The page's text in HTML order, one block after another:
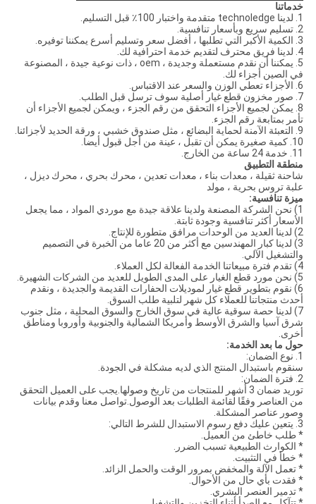
خدماتنا
1. لدينا technoledge متقدمة واختبار 100٪ قبل التسليم.
2. تسليم سريع وبأسعار تنافسية.
3. الكمية الأكبر التي تطلبها ، أفضل سعر وتسليم أسرع يمكننا توفيره.
4. لدينا فريق محترف لتقديم خدمة احترافية لك.
5. يمكننا أن نقدم مستعملة وجديدة ، oem ، ذات نوعية جيدة ، المصنوعة
في الصين أجزاء لك.
6. الأجزاء تعطي الوزن والسعر عند الاقتباس.
7. صور مخزون قطع غيار أصلية سوف ترسل قبل الطلب.
8. يمكن لجميع الأجزاء التحقق من رقم الجزء ، ويمكن لجميع الأجزاء أن
تأمر بمتابعة رقم الجزء.
9. التعبئة الآمنة لحماية البضائع ، مثل صندوق خشبي ، ورقة الحديد لأجزائنا.
10. كمية صغيرة يمكن أن تقبل ، عينة من أجل قبول أيضا.
11. خدمة 24 ساعة من الخارج.
منطقة التطبيق
شاحنة ثقيلة ، معدات بناء ، معدات تعدين ، محرك بحري ، محرك ديزل ،
علبة تروس بحرية ، مولد
ميزة تنافسية:
1) نحن الشركة المصنعة ولدينا علاقة جيدة مع موردي المواد ، مما يجعل
الأسعار أكثر تنافسية وجودة ثابتة.
2) لدينا العديد من الوحدات مرافق متطورة للإنتاج.
3) لدينا كبار المهندسين مع أكثر من 20 عاما من الخبرة في التصميم
والتشغيل الآلي.
4) تقدم فترة مبيعاتنا الخدمة الفعالة لكل العملاء.
5) نحن مورد قطع الغيار على المدى الطويل للعديد من الشركات الشهيرة.
6) نقوم بتطوير قطع غيار لموديلات الحفارات القديمة والجديدة ، ونقدم
أحدث منتجاتنا للعملاء كل شهر لتلبية طلب السوق.
7) لدينا حصة سوقية عالية في سوق الخارج والسوق المحلية ، مثل جنوب
شرق آسيا والشرق الأوسط وأمريكا الشمالية والجنوبية وأوروبا ومناطق
أخرى.
حول ما بعد الخدمة:
1. نوع الضمان:
سنقوم باستبدال المنتج الذي لديه مشكلة في الجودة.
2. فترة الضمان:
توريد ضمان 3 أشهر للمنتجات من تاريخ وصولها.يجب على العميل التحقق
من العناصر وفقًا لقائمة الطلبات بعد الوصول.تواصل معنا وقدم بيانات
وصور عناصر المشكلة.
3. يتعين عليك دفع رسوم الاستبدال للشرط التالي:
* طلب خاطئ من العميل.
* الكوارث الطبيعية تسبب الضرر.
* خطأ في التثبيت.
* تعمل الآلة والمخفض بمرور الوقت والحمل الزائد.
* فقدت بأي حال من الأحوال.
* تدمير العنصر البشري.